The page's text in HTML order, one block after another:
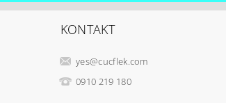
KONTAKT
yes@cucflek.com
0910 219 180